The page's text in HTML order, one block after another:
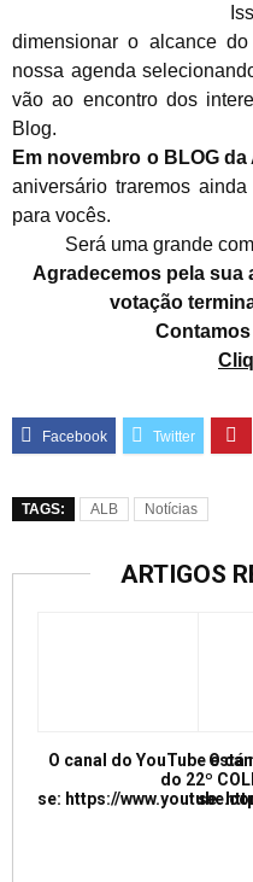
dimensionar o alcance
nossa agenda
vão ao encontro dos
Blog.
Em novembro o BLOG
aniversário traremos
para vocês.
Será uma grande
Agradecemos pela sua
votação
TAGS: ALB Notícias
ARTIGOS
O canal do YouTube
do 22º
se: https://
O
se: